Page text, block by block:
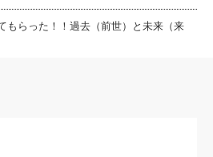
もらった！！過去（前世）と未来（来